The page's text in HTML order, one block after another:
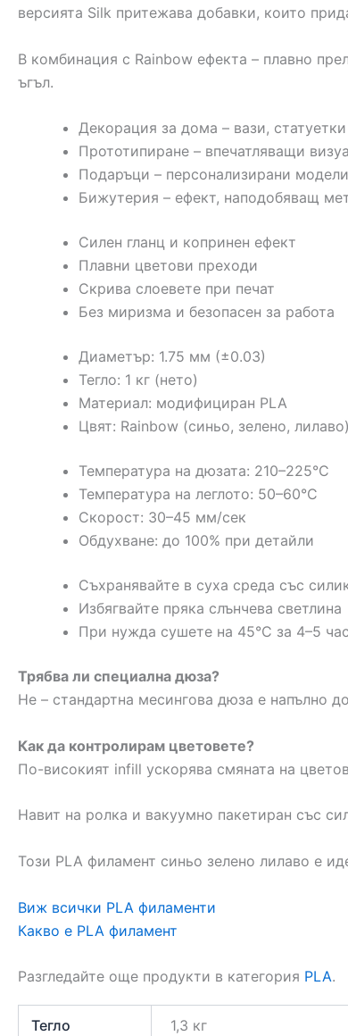
версията Silk притежава добавки, които
В комбинация с Rainbow ефекта – плавно
ъгъл.
Декорация за дома – вази,
Прототипиране – впечатляващи
Подаръци – персонализирани
Бижутерия – ефект, наподобяващ
Силен гланц и копринен ефект
Плавни цветови преходи
Скрива слоевете при печат
Без миризма и безопасен за работа
Диаметър: 1.75 мм (±0.03)
Тегло: 1 кг (нето)
Материал: модифициран PLA
Цвят: Rainbow (синьо, зелено, лилаво)
Температура на дюзата: 210–225°C
Температура на леглото: 50–60°C
Скорост: 30–45 мм/сек
Обдухване: до 100% при детайли
Съхранявайте в суха среда със
Избягвайте пряка слънчева светлина
При нужда сушете на 45°C за 4–5
Трябва ли специална дюза?
Не – стандартна месингова дюза е напълно
Как да контролирам цветовете?
По-високият infill ускорява смяната на
Навит на ролка и вакуумно пакетиран със
Този PLA филамент синьо зелено лилаво е
Виж всички PLA филаменти
Какво е PLA филамент
Разгледайте още продукти в категория PLA.
Тегло 1,3 кг